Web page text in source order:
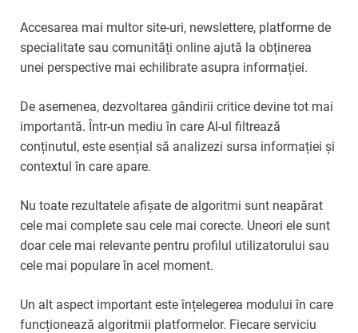
Accesarea mai multor site-uri, newslettere, platforme de
specialitate sau comunități online ajută la obținerea
unei perspective mai echilibrate asupra informației.
De asemenea, dezvoltarea gândirii critice devine tot mai
importantă. Într-un mediu în care AI-ul filtrează
conținutul, este esențial să analizezi sursa informației și
contextul în care apare.
Nu toate rezultatele afișate de algoritmi sunt neapărat
cele mai complete sau cele mai corecte. Uneori ele sunt
doar cele mai relevante pentru profilul utilizatorului sau
cele mai populare în acel moment.
Un alt aspect important este înțelegerea modului în care
funcționează algoritmii platformelor. Fiecare serviciu